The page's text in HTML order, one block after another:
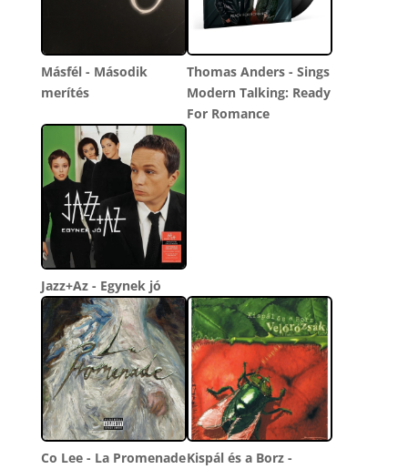
Másfél - Második
merítés
Thomas Anders - Sings
Modern Talking: Ready
For Romance
Jazz+Az - Egynek jó
Co Lee - La PromenadeKispál és a Borz -